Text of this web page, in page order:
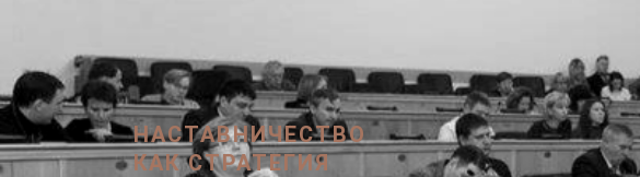
НАСТАВНИЧЕСТВО
КАК СТРАТЕГИЯ